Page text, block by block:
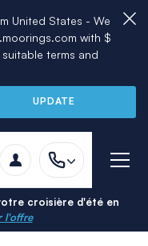
United States - We
with $
terms and
UPDATE
croisière d'été en
l'offre